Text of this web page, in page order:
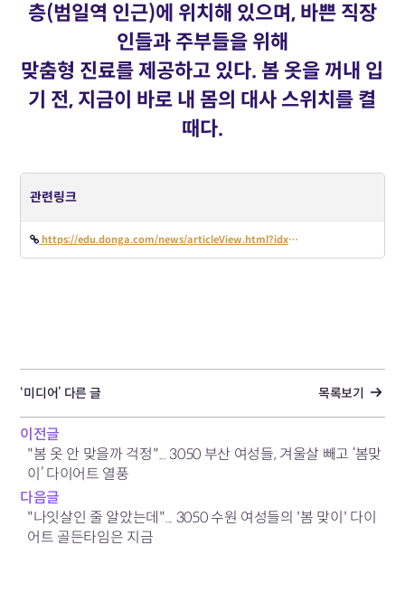
층(범일역 인근)에 위치해 있으며, 바쁜 직장
인들과 주부들을 위해
맞춤형 진료를 제공하고 있다. 봄 옷을 꺼내 입
기 전, 지금이 바로 내 몸의 대사 스위치를 켤
때다.
관련링크
https://edu.donga.com/news/articleView.html?idxno=102997
‘미디어’ 다른 글 목록보기
이전글
"봄 옷 안 맞을까 걱정"... 3050 부산 여성들, 겨울살 빼고 ‘봄맞
이’ 다이어트 열풍
다음글
"나잇살인 줄 알았는데"... 3050 수원 여성들의 '봄 맞이' 다이
어트 골든타임은 지금